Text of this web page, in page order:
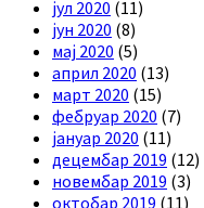
јул 2020 (11)
јун 2020 (8)
мај 2020 (5)
април 2020 (13)
март 2020 (15)
фебруар 2020 (7)
јануар 2020 (11)
децембар 2019 (12)
новембар 2019 (3)
октобар 2019 (11)